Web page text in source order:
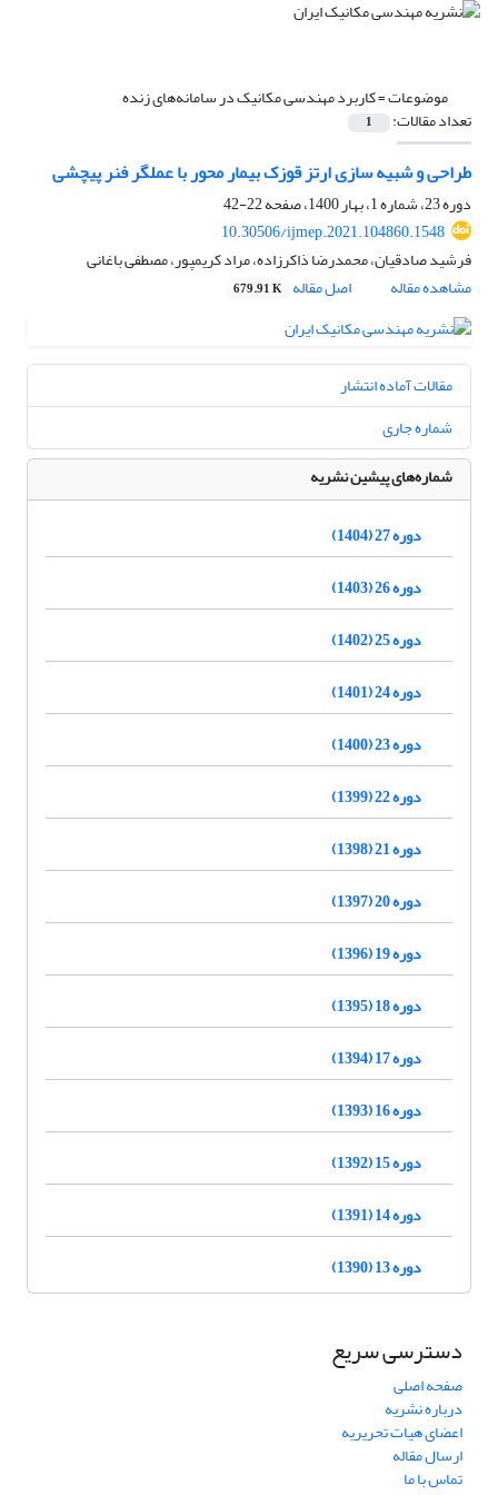
موضوعات =کاربرد مهندسی مکانیک در سامانه‌های زنده
تعداد مقالات: 1
طراحی و شبیه سازی ارتز قوزک بیمار محور با عملگر فنر پیچشی
دوره 23، شماره 1، بهار 1400، صفحه
22-42
10.30506/ijmep.2021.104860.1548
فرشید صادقیان، محمدرضا ذاکرزاده، مراد کریمپور، مصطفی باغانی
مشاهده مقاله
اصل مقاله 679.91 K
مقالات آماده انتشار
شماره جاری
شماره‌های پیشین نشریه
دوره 27 (1404)
دوره 26 (1403)
دوره 25 (1402)
دوره 24 (1401)
دوره 23 (1400)
دوره 22 (1399)
دوره 21 (1398)
دوره 20 (1397)
دوره 19 (1396)
دوره 18 (1395)
دوره 17 (1394)
دوره 16 (1393)
دوره 15 (1392)
دوره 14 (1391)
دوره 13 (1390)
دسترسی سریع
صفحه اصلی
درباره نشریه
اعضای هیات تحریریه
ارسال مقاله
تماس با ما